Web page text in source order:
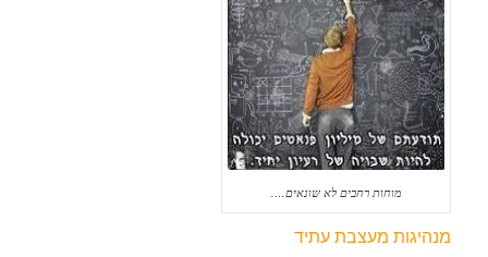
מוחות רחבים לא שונאים….
מנהיגות מעצבת עתיד